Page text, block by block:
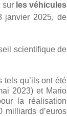
sur les véhicules
janvier 2025, de
scientifique de
qu’ils ont été
2023) et Mario
la réalisation
milliards d’euros